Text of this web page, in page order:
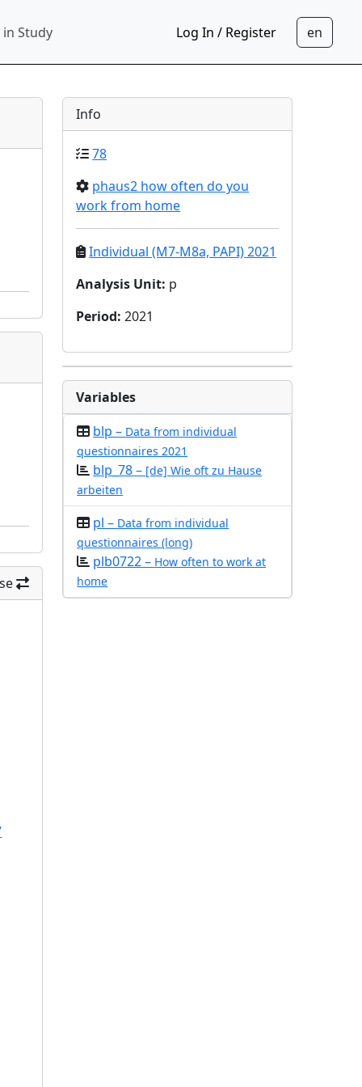
in Study Log In / Register
Info
78
phaus2 how often do you
work from home
Individual (M7-M8a, PAPI) 2021
Analysis Unit: p
Period:2021
Variables
blp – Data from individual
questionnaires 2021
blp_78 – [de] Wie oft zu Hause
arbeiten
pl – Data from individual
questionnaires (long)
plb0722 – How often to work at
home